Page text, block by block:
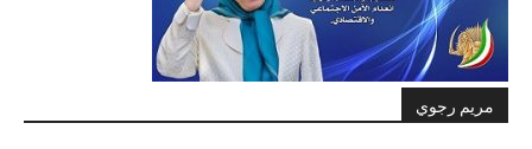
مريم رجوي